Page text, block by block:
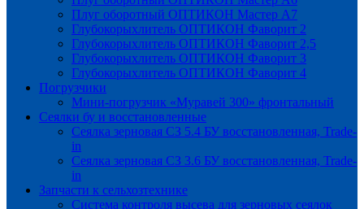
Плуг оборотный ОПТИКОН Мастер А7
Глубокорыхлитель ОПТИКОН Фаворит 2
Глубокорыхлитель ОПТИКОН Фаворит 2,5
Глубокорыхлитель ОПТИКОН Фаворит 3
Глубокорыхлитель ОПТИКОН Фаворит 4
Погрузчики
Мини-погрузчик «Муравей 300» фронтальный
Сеялки бу и восстановленные
Сеялка зерновая СЗ 5.4 БУ восстановленная, Trade-
in
Сеялка зерновая СЗ 3.6 БУ восстановленная, Trade-
in
Запчасти к сельхозтехнике
Система контроля высева для зерновых сеялок